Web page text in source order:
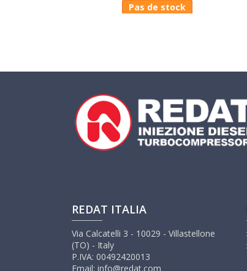
Pas de stock
REDAT ITALIA
Via Calcatelli 3 - 10029 - Villastellone
(TO) - Italy
P.IVA: 00492420013
Email: info@redat.com